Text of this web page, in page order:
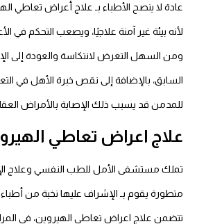
عادة لا ينصح الأطباء بـ علاج أعراض تعاطي
لأنه بيئة غير آمنة علاجيًا، ويصعب التحكم في
ومن السهل التعرض لانتكاسة والعودة
السابق، بالإضافة إلى نقص خبرة الأهل في
للمدمن قد يسبب ذلك الإصابة بالأمراض
علاج اعراض تعاطي
تملك مستشفى الأمل للطب النفسي وعلاج
متطورة يقوم بـ الإشراف عليها نخبة من أطباء
تتضمن علاج اعراض تعاطي الهيروين، في المراحل الـ4